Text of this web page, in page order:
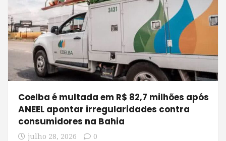
Coelba é multada em R$ 82,7 milhões após
ANEEL apontar irregularidades contra
consumidores na Bahia
julho 28, 2026 0